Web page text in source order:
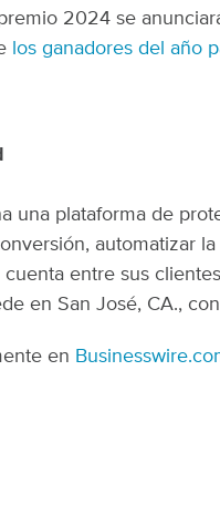
2024 se
los ganadores del año
una plataforma de
automatizar
entre sus
en San José, CA.,
en